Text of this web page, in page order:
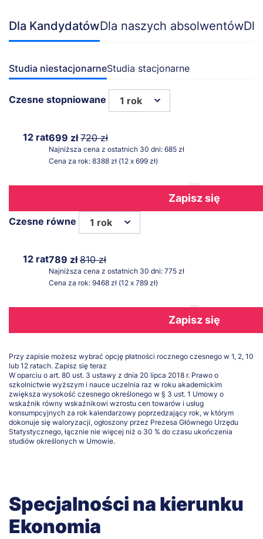
Dla KandydatówDla naszych absolwentów
Studia niestacjonarneStudia stacjonarne
Czesne stopniowane 1 rok
12 rat699 zł720 zł
Najniższa cena z ostatnich 30 dni: 685 zł
Cena za rok: 8388 zł (12 x 699 zł)
Zapisz się
Czesne równe 1 rok
12 rat789 zł810 zł
Najniższa cena z ostatnich 30 dni: 775 zł
Cena za rok: 9468 zł (12 x 789 zł)
Zapisz się
Przy zapisie możesz wybrać opcję płatności rocznego czesnego w 1, 2, 10
lub 12 ratach. Zapisz się teraz
W oparciu o art. 80 ust. 3 ustawy z dnia 20 lipca 2018 r. Prawo o
szkolnictwie wyższym i nauce uczelnia raz w roku akademickim
zwiększa wysokość czesnego określonego w § 3 ust. 1 Umowy o
wskaźnik równy wskaźnikowi wzrostu cen towarów i usług
konsumpcyjnych za rok kalendarzowy poprzedzający rok, w którym
dokonuje się waloryzacji, ogłoszony przez Prezesa Głównego Urzędu
Statystycznego, łącznie nie więcej niż o 30 % do czasu ukończenia
studiów określonych w Umowie.
Specjalności na kierunku
Ekonomia